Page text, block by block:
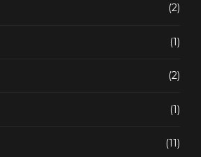
(2)
(1)
(2)
(1)
(11)